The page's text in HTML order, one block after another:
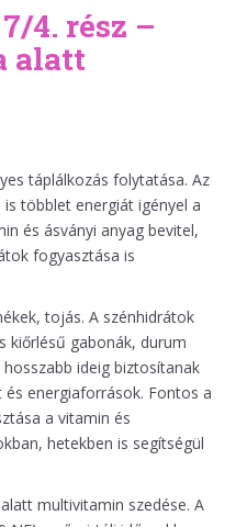
4. rész –
alatt
táplálkozás folytatása. Az
többlet energiát igényel a
és ásványi anyag bevitel,
fogyasztása is
tojás. A szénhidrátok
kiőrlésű gabonák, durum
ideig biztosítanak
energiaforrások. Fontos a
a vitamin és
hetekben is segítségül
multivitamin szedése. A